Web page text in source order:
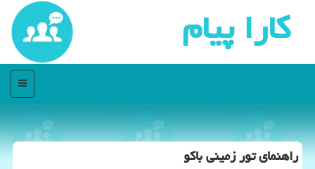
كارا پیام
منو
راهنمای تور زمینی باكو